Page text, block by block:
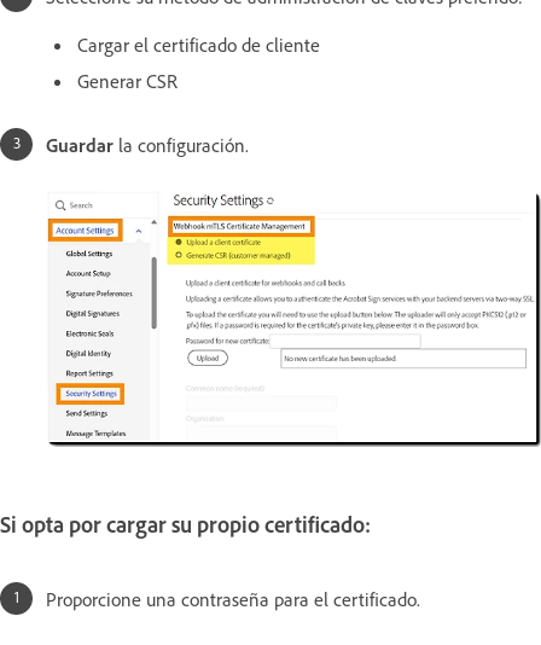
Cargar el certificado de cliente
Generar CSR
Guardar la configuración.
Si opta por cargar su propio certificado:
Proporcione una contraseña para el certificado.